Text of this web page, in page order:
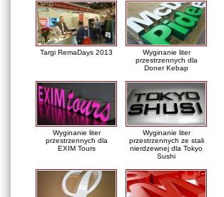
Targi RemaDays 2013
Wyginanie liter
przestrzennych dla
Doner Kebap
Wyginanie liter
przestrzennych dla
EXIM Tours
Wyginanie liter
przestrzennych ze stali
nierdzewnej dla Tokyo
Sushi